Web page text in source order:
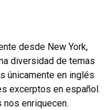
desde New York,
diversidad de temas
únicamente en inglés
excerptos en español.
enriquecen.